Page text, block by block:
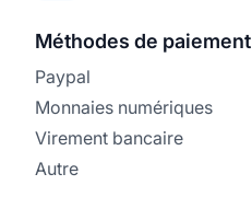
Méthodes de paiement
Paypal
Monnaies numériques
Virement bancaire
Autre